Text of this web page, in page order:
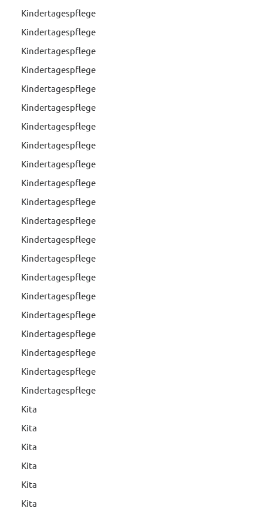
Kindertagespflege
Kindertagespflege
Kindertagespflege
Kindertagespflege
Kindertagespflege
Kindertagespflege
Kindertagespflege
Kindertagespflege
Kindertagespflege
Kindertagespflege
Kindertagespflege
Kindertagespflege
Kindertagespflege
Kindertagespflege
Kindertagespflege
Kindertagespflege
Kindertagespflege
Kindertagespflege
Kindertagespflege
Kindertagespflege
Kindertagespflege
Kita
Kita
Kita
Kita
Kita
Kita